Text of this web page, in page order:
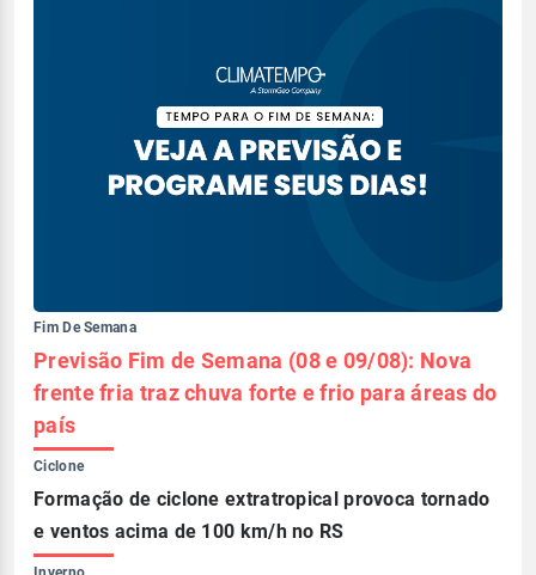
Fim De Semana
Previsão Fim de Semana (08 e 09/08): Nova
frente fria traz chuva forte e frio para áreas do
país
Ciclone
Formação de ciclone extratropical provoca tornado
e ventos acima de 100 km/h no RS